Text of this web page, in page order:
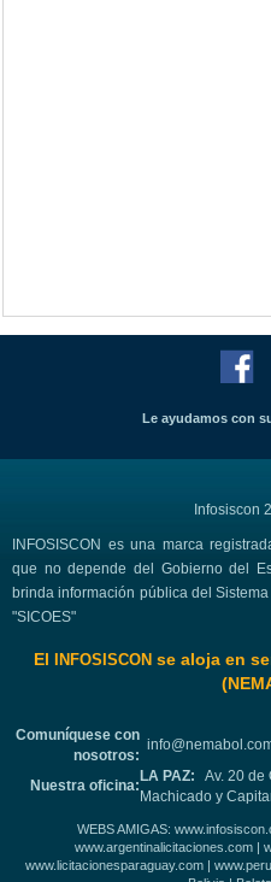
Le ayudamos con
Infosiscon
INFOSISCON es una marca
que no depende del Gobierno del
brinda información pública del
"SICOES"
El INFOSISCONse aloja en
Comuníquese con
nosotros:
Nuestra oficina:
LA PAZ: Av. 20 de
Machicado y
WEBS AMIGAS:
www.argentinalicitaciones.com |
www.licitacionesparaguay.com|